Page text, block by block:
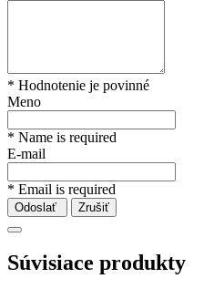
* Hodnotenie je povinné
Meno
* Name is required
E-mail
* Email is required
Odoslať Zrušiť
Súvisiace produkty